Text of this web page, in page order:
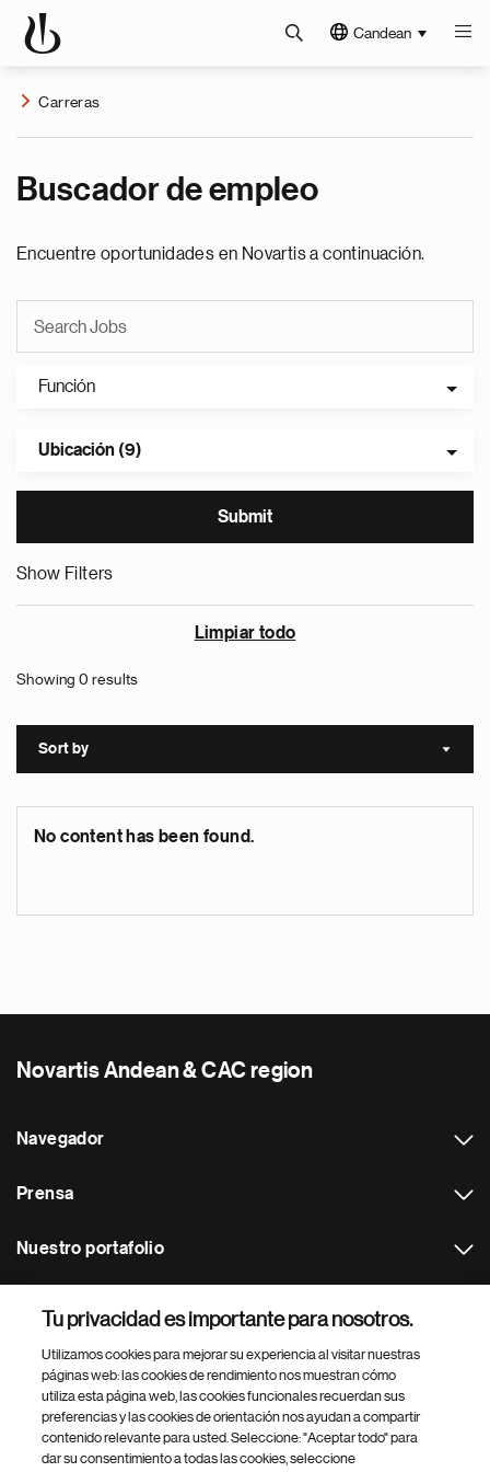
Candean
Carreras
Buscador de empleo
Encuentre oportunidades en Novartis a continuación.
Función
Ubicación (9)
Show Filters
Limpiar todo
Showing 0 results
Sort by Sort
No content has been found.
Novartis Andean & CAC region
Navegador
Prensa
Nuestro portafolio
Footer Site Search
Tu privacidad es importante para nosotros.
Utilizamos cookies para mejorar su experiencia al visitar nuestras
páginas web: las cookies de rendimiento nos muestran cómo
utiliza esta página web, las cookies funcionales recuerdan sus
preferencias y las cookies de orientación nos ayudan a compartir
contenido relevante para usted. Seleccione: "Aceptar todo" para
dar su consentimiento a todas las cookies, seleccione